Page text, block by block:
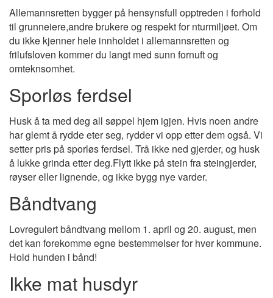
Allemannsretten bygger på hensynsfull opptreden i forhold
til grunneiere,andre brukere og respekt for nturmiljøet. Om
du ikke kjenner hele innholdet i allemannsretten og
frilufsloven kommer du langt med sunn fornuft og
omteknsomhet.
Sporløs ferdsel
Husk å ta med deg all søppel hjem igjen. Hvis noen andre
har glemt å rydde eter seg, rydder vi opp etter dem også. Vi
setter pris på sporløs ferdsel. Trå ikke ned gjerder, og husk
å lukke grinda etter deg.Flytt ikke på stein fra steingjerder,
røyser eller lignende, og ikke bygg nye varder.
Båndtvang
Lovregulert båndtvang mellom 1. april og 20. august, men
det kan forekomme egne bestemmelser for hver kommune.
Hold hunden i bånd!
Ikke mat husdyr